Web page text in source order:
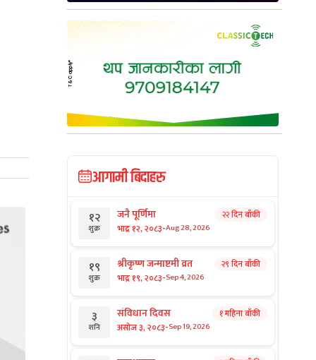
आगामी बिदाहरु
१२
शुक्र
जनै पूर्णिमा
भाद्र १२, २०८३-Aug 28, 2026
२२ दिन बाँकी
१९
शुक्र
श्रीकृष्ण जन्माष्टमी व्रत
भाद्र १९, २०८३-Sep 4, 2026
२९ दिन बाँकी
३
शनि
संविधान दिवस
असोज ३, २०८३-Sep 19, 2026
१ महिना बाँकी